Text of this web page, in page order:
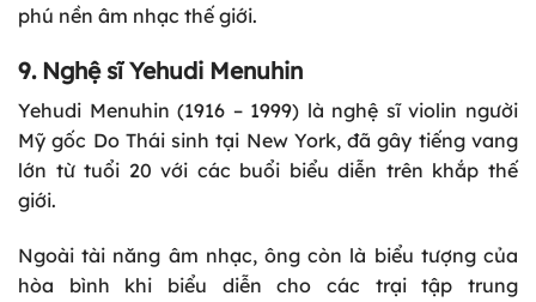
phú nền âm nhạc thế giới.
9. Nghệ sĩ Yehudi Menuhin
Yehudi Menuhin (1916 – 1999) là nghệ sĩ violin người
Mỹ gốc Do Thái sinh tại New York, đã gây tiếng vang
lớn từ tuổi 20 với các buổi biểu diễn trên khắp thế
giới.
Ngoài tài năng âm nhạc, ông còn là biểu tượng của
hòa bình khi biểu diễn cho các trại tập trung